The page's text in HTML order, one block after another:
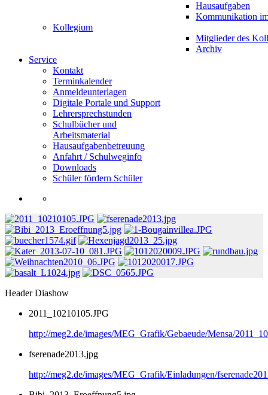
Hausaufgaben
Kommunikation
Kollegium
Mitglieder des
Archiv
Service
Kontakt
Terminkalender
Anmeldeunterlagen
Digitale Portale und Support
Lehrersprechstunden
Schulbücher und
Arbeitsmaterial
Hausaufgabenbetreuung
Anfahrt / Schulweginfo
Downloads
Schüler fördern Schüler
Header Diashow
2011_10210105.JPG
http://meg2.de/images/MEG_Grafik/Gebaeude/Mensa/
fserenade2013.jpg
http://meg2.de/images/MEG_Grafik/Einladungen/